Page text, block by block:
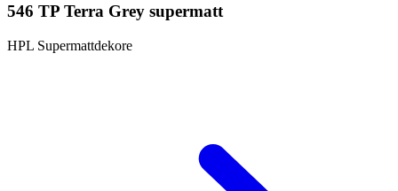
546 TP Terra Grey supermatt
HPL Supermattdekore